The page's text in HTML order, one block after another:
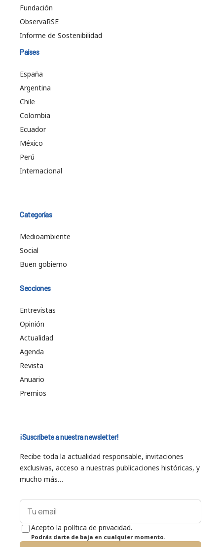
Fundación
ObservaRSE
Informe de Sostenibilidad
Países
España
Argentina
Chile
Colombia
Ecuador
México
Perú
Internacional
Categorías
Medioambiente
Social
Buen gobierno
Secciones
Entrevistas
Opinión
Actualidad
Agenda
Revista
Anuario
Premios
¡Suscríbete a nuestra newsletter!
Recibe toda la actualidad responsable, invitaciones
exclusivas, acceso a nuestras publicaciones históricas, y
mucho más…
Acepto la política de privacidad.
Podrás darte de baja en cualquier momento.